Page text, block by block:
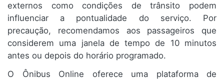
externos como condições de trânsito podem
influenciar a pontualidade do serviço. Por
precaução, recomendamos aos passageiros que
considerem uma janela de tempo de 10 minutos
antes ou depois do horário programado.
O Ônibus Online oferece uma plataforma de